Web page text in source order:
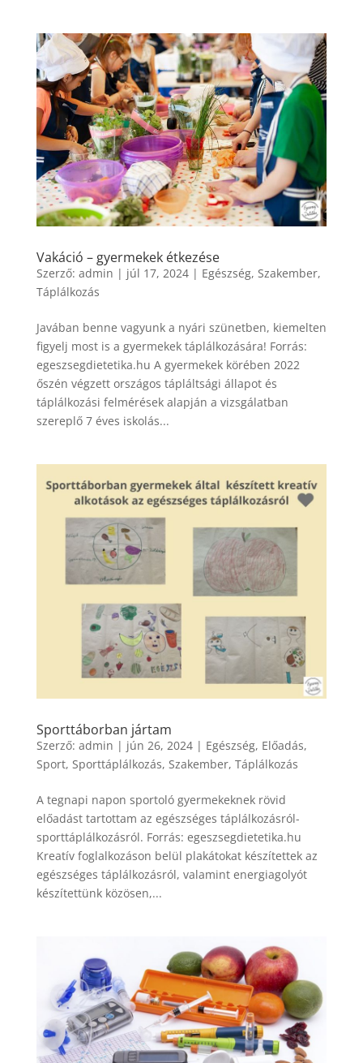
Vakáció – gyermekek étkezése
Szerző: admin | júl 17, 2024| Egészség, Szakember,
Táplálkozás
Javában benne vagyunk a nyári szünetben, kiemelten
figyelj most is a gyermekek táplálkozására! Forrás:
egeszsegdietetika.hu A gyermekek körében 2022
őszén végzett országos tápláltsági állapot és
táplálkozási felmérések alapján a vizsgálatban
szereplő 7 éves iskolás...
Sporttáborban jártam
Szerző: admin | jún 26, 2024| Egészség, Előadás,
Sport, Sporttáplálkozás, Szakember, Táplálkozás
A tegnapi napon sportoló gyermekeknek rövid
előadást tartottam az egészséges táplálkozásról-
sporttáplálkozásról. Forrás: egeszsegdietetika.hu
Kreatív foglalkozáson belül plakátokat készítettek az
egészséges táplálkozásról, valamint energiagolyót
készítettünk közösen,...